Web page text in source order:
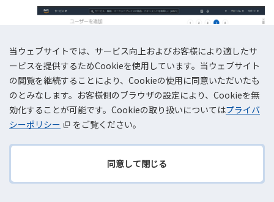
当ウェブサイトでは、サービス向上およびお客様により適したサ
ービスを提供するためCookieを使用しています。当ウェブサイト
の閲覧を継続することにより、Cookieの使用に同意いただいたも
のとみなします。お客様側のブラウザの設定により、Cookieを無
効化することが可能です。Cookieの取り扱いについてはプライバ
シーポリシー
をご覧ください。
同意して閉じる
IAMユーザーの情報取得方法
戻る